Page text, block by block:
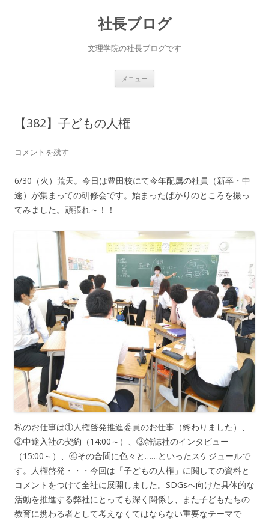
社長ブログ
文理学院の社長ブログです
メニュー
【382】子どもの人権
コメントを残す
6/30（火）荒天。今日は豊田校にて今年配属の社員（新卒・中
途）が集まっての研修会です。始まったばかりのところを撮っ
てみました。頑張れ～！！
私のお仕事は①人権啓発推進委員のお仕事（終わりました）、
②中途入社の契約（14:00～）、③雑誌社のインタビュー
（15:00～）、④その合間に色々と……といったスケジュールで
す。人権啓発・・・今回は「子どもの人権」に関しての資料と
コメントをつけて全社に展開しました。SDGsへ向けた具体的な
活動を推進する弊社にとっても深く関係し、また子どもたちの
教育に携わる者として考えなくてはならない重要なテーマで